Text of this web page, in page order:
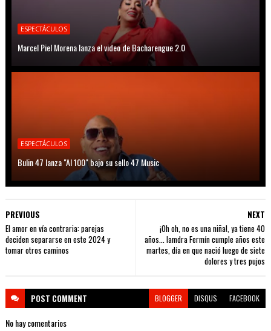
ESPECTÁCULOS
Marcel Piel Morena lanza el video de Bacharengue 2.0
ESPECTÁCULOS
Bulin 47 lanza "Al 100" bajo su sello 47 Music
NEXT
¡Oh oh, no es una niña!, ya tiene 40
años... Iamdra Fermín cumple años este
martes, día en que nació luego de siete
dolores y tres pujos
PREVIOUS
El amor en vía contraria: parejas
deciden separarse en este 2024 y
tomar otros caminos
POST COMMENT BLOGGER DISQUS FACEBOOK
No hay comentarios